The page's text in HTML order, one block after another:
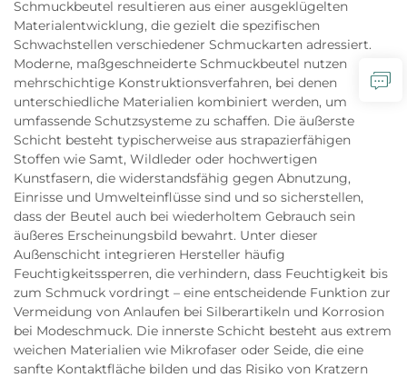
Schmuckbeutel resultieren aus einer ausgeklügelten
Materialentwicklung, die gezielt die spezifischen
Schwachstellen verschiedener Schmuckarten adressiert.
Moderne, maßgeschneiderte Schmuckbeutel nutzen
mehrschichtige Konstruktionsverfahren, bei denen
unterschiedliche Materialien kombiniert werden, um
umfassende Schutzsysteme zu schaffen. Die äußerste
Schicht besteht typischerweise aus strapazierfähigen
Stoffen wie Samt, Wildleder oder hochwertigen
Kunstfasern, die widerstandsfähig gegen Abnutzung,
Einrisse und Umwelteinflüsse sind und so sicherstellen,
dass der Beutel auch bei wiederholtem Gebrauch sein
äußeres Erscheinungsbild bewahrt. Unter dieser
Außenschicht integrieren Hersteller häufig
Feuchtigkeitssperren, die verhindern, dass Feuchtigkeit bis
zum Schmuck vordringt – eine entscheidende Funktion zur
Vermeidung von Anlaufen bei Silberartikeln und Korrosion
bei Modeschmuck. Die innerste Schicht besteht aus extrem
weichen Materialien wie Mikrofaser oder Seide, die eine
sanfte Kontaktfläche bilden und das Risiko von Kratzern